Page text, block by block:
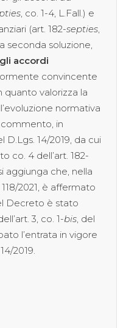
, co. 1-4, L.Fall.) e
(art. 182-septies
seconda soluzione,
accordi
convincente
quanto valorizza la
normativa
in
D.Lgs. 14/2019, da cui
co. 4 dell’art. 182-
aggiunga che, nella
2021, è affermato
Decreto è stato
3, co. 1-bis , del
l’entrata in vigore
2019.